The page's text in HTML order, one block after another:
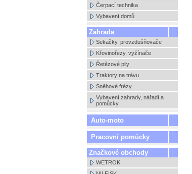
Čerpací technika
Vybavení domů
Zahrada
Sekačky, provzdušňovače
Křovinořezy, vyžínače
Řetězové pily
Traktory na trávu
Sněhové frézy
Vybavení zahrady, nářadí a
pomůcky
Auto-moto
Pracovní pomůcky
Značkové obchody
WETROK